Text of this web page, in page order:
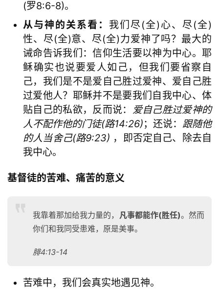
(罗8:6-8)。
从与神的关系看： 我们尽(全)心、尽(全)
性、尽(全)意、尽(全)力爱神了吗？最大的
诫命告诉我们：信仰生活要以神为中心。耶
稣确实也说要爱人如己，但我们要省察自
己，我们是不是爱自己胜过爱神、爱自己胜
过爱他人？耶稣并不是要我们自我中心、体
贴自己的私欲，反而说： 爱自己胜过爱神的
人不配作他的门徒(路14:26)；还说： 跟随他
的人当舍己(路9:23) ，即否定自己、除去自
我中心。
基督徒的苦难、痛苦的意义
我靠着那加给我力量的， 凡事都能作(胜任)。然而
你们和我同受患难，原是美事。
腓4:13-14
苦难中，我们会真实地遇见神。